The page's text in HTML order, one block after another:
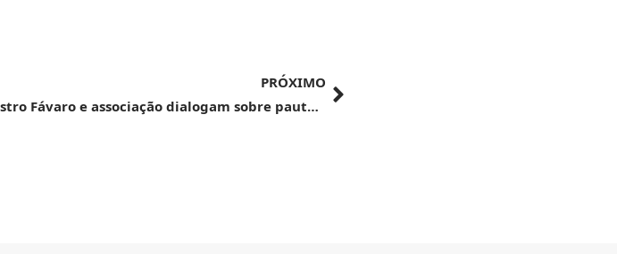
PRÓXIMO
G20 | Ministro Fávaro e associação dialogam sobre pautas prioritárias para o GT da Agricultura